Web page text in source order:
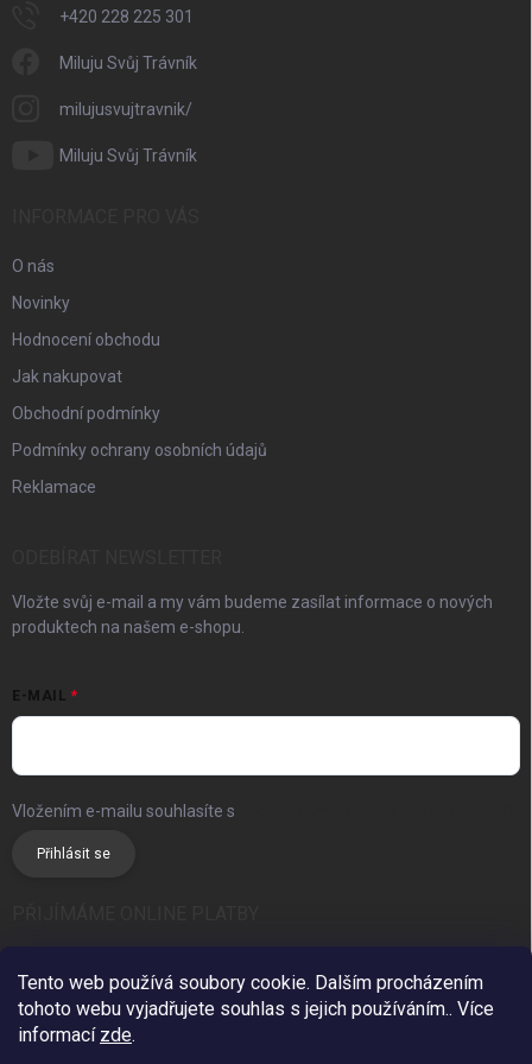
Tento web používá soubory cookie. Dalším procházením
tohoto webu vyjadřujete souhlas s jejich používáním.. Více
informací zde.
+420 228 225 301
Miluju Svůj Trávník
milujusvujtravnik/
Miluju Svůj Trávník
O nás
Novinky
Hodnocení obchodu
Jak nakupovat
Obchodní podmínky
Podmínky ochrany osobních údajů
Reklamace
Vložte svůj e-mail a my vám budeme zasílat informace o nových
produktech na našem e-shopu.
E-MAIL
Vložením e-mailu souhlasíte s
Přihlásit se